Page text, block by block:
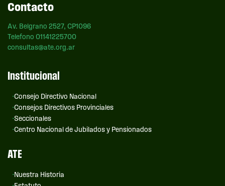
Contacto
Av. Belgrano 2527, CP1096
Telefono 01141225700
consultas@ate.org.ar
Institucional
Consejo Directivo Nacional
Consejos Directivos Provinciales
Seccionales
Centro Nacional de Jubilados y Pensionados
ATE
Nuestra Historia